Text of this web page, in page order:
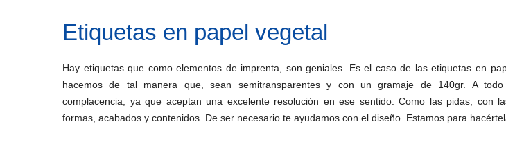
Etiquetas en papel vegetal
Hay etiquetas que como elementos de imprenta, son geniales. Es el caso de las etiquetas en
hacemos de tal manera que, sean semitransparentes y con un gramaje de 140gr. A
complacencia, ya que aceptan una excelente resolución en ese sentido. Como las pidas, con
formas, acabados y contenidos. De ser necesario te ayudamos con el diseño. Estamos para